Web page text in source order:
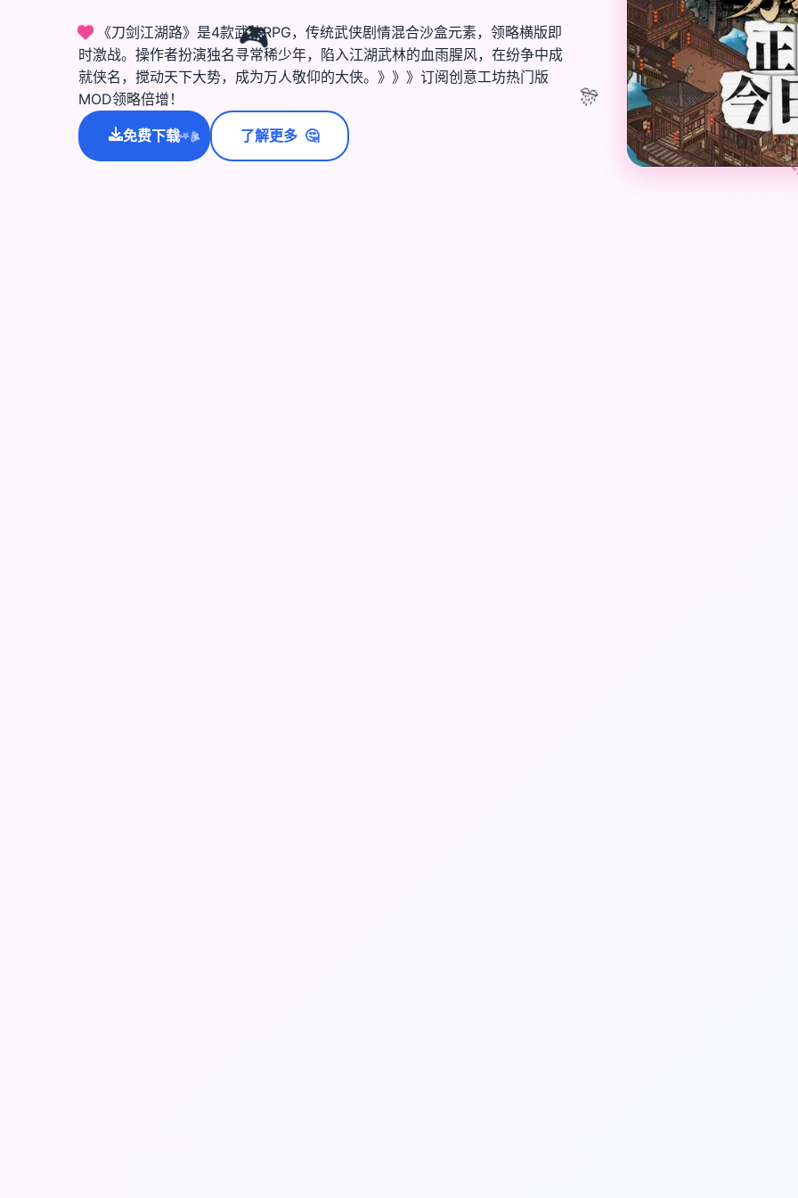
🎮
《刀剑江湖路》是4款武侠RPG，传统武侠剧情混合沙盒元素，领略横版即
时激战。操作者扮演独名寻常稀少年，陷入江湖武林的血雨腥风，在纷争中成
就侠名，搅动天下大势，成为万人敬仰的大侠。》》》订阅创意工坊热门版
MOD领略倍增！
免费下载
✨⭐💫 了解更多 🤔
🎊